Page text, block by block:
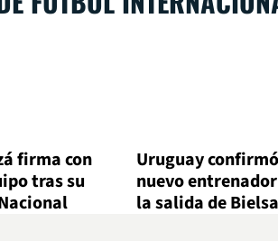
firma con
tras su
Uruguay
nuevo
la salida de Bielsa